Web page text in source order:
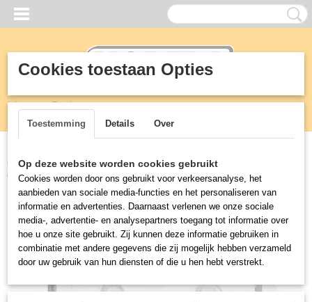
Inloggen Registreren
(0)
Home >KEUKEN>Warmhoud apparatuur>Warmhoudlamp met
brug
Cookies toestaan Opties
Toestemming Details Over
Op deze website worden cookies gebruikt
Cookies worden door ons gebruikt voor verkeersanalyse, het
aanbieden van sociale media-functies en het personaliseren van
informatie en advertenties. Daarnaast verlenen we onze sociale
media-, advertentie- en analysepartners toegang tot informatie over
hoe u onze site gebruikt. Zij kunnen deze informatie gebruiken in
combinatie met andere gegevens die zij mogelijk hebben verzameld
door uw gebruik van hun diensten of die u hen hebt verstrekt.